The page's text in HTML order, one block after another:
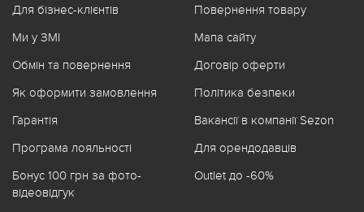
Для бізнес-клієнтів
Ми у ЗМІ
Обмін та повернення
Як оформити замовлення
Гарантія
Програма лояльності
Бонус 100 грн за фото-
відеовідгук
Повернення товару
Мапа сайту
Договір оферти
Політика безпеки
Вакансії в компанії Sezon
Для орендодавців
Outlet до -60%